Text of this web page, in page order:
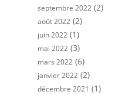
septembre 2022 (2)
août 2022 (2)
juin 2022 (1)
mai 2022 (3)
mars 2022 (6)
janvier 2022 (2)
décembre 2021 (1)